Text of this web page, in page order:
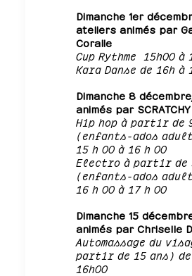
Dimanche 1er
ateliers animés par
Coralie
Cup Rythme 15h00 à
Kara Danse de 16h à
Dimanche 8
animés par SCRATCHY
Hip hop à partir de
(enfants-ados
15 h 00 à 16 h 00
Electro à partir de
(enfants-ados
16 h 00 à 17 h 00
Dimanche 15
animés par Chriselle
Automassage du
partir de 15 ans) de
16h00